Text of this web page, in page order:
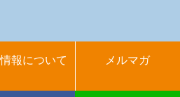
報について メルマガ